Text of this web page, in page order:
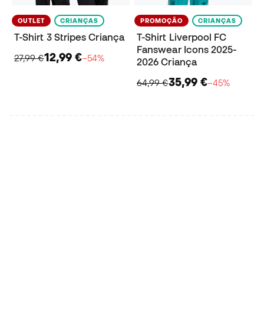
OUTLET CRIANÇAS
T-Shirt 3 Stripes Criança
27,99 €12,99 €−54%
PROMOÇÃO CRIANÇAS
T-Shirt Liverpool FC
Fanswear Icons 2025-
2026 Criança
64,99 €35,99 €−45%